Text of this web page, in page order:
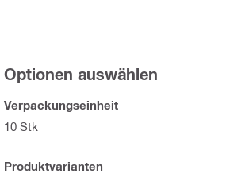
Optionen auswählen
Verpackungseinheit
10 Stk
Produktvarianten